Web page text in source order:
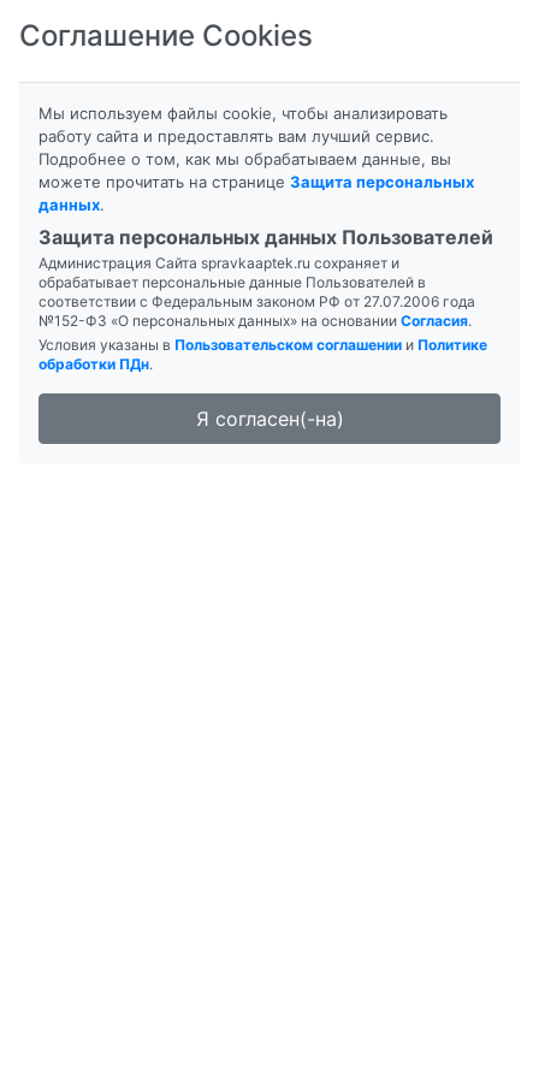
8-800-201-50-81 |8 (4712) 58-80-80
Соглашение Cookies
Мы используем файлы cookie, чтобы анализировать
работу сайта и предоставлять вам лучший сервис.
Подробнее о том, как мы обрабатываем данные, вы
можете прочитать на странице Защита персональных
данных.
Защита персональных данных Пользователей
Администрация Сайта spravkaaptek.ru сохраняет и
обрабатывает персональные данные Пользователей в
соответствии с Федеральным законом РФ от 27.07.2006 года
№152-ФЗ «О персональных данных» на основании Согласия.
Условия указаны в Пользовательском соглашении и Политике
обработки ПДн.
Я согласен(-на)
Главная
Поиск лекарств
Аптека "ДОКТОРСКАЯ №7"